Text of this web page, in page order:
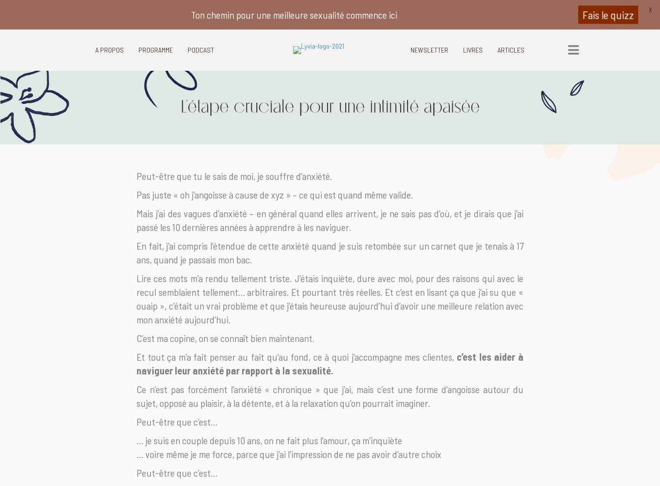
A PROPOS PROGRAMME PODCAST NEWSLETTER LIVRES ARTICLES
L’étape cruciale pour une intimité apaisée
Peut-être que tu le sais de moi, je souffre d’anxiété.
Pas juste « oh j’angoisse à cause de xyz » – ce qui est quand même valide.
Mais j’ai des vagues d’anxiété – en général quand elles arrivent, je ne sais pas d’où, et je dirais que j’ai
passé les 10 dernières années à apprendre à les naviguer.
En fait, j’ai compris l’étendue de cette anxiété quand je suis retombée sur un carnet que je tenais à 17
ans, quand je passais mon bac.
Lire ces mots m’a rendu tellement triste. J’étais inquiète, dure avec moi, pour des raisons qui avec le
recul semblaient tellement… arbitraires. Et pourtant très réelles. Et c’est en lisant ça que j’ai su que «
ouaip », c’était un vrai problème et que j’étais heureuse aujourd’hui d’avoir une meilleure relation avec
mon anxiété aujourd’hui.
C’est ma copine, on se connaît bien maintenant.
Et tout ça m’a fait penser au fait qu’au fond, ce à quoi j’accompagne mes clientes, c’est les aider à
naviguer leur anxiété par rapport à la sexualité.
Ce n’est pas forcément l’anxiété « chronique » que j’ai, mais c’est une forme d’angoisse autour du
sujet, opposé au plaisir, à la détente, et à la relaxation qu’on pourrait imaginer.
Peut-être que c’est…
… je suis en couple depuis 10 ans, on ne fait plus l’amour, ça m’inquiète
… voire même je me force, parce que j’ai l’impression de ne pas avoir d’autre choix
Peut-être que c’est…
Ton chemin pour une meilleure sexualité commence ici Fais le quizz X